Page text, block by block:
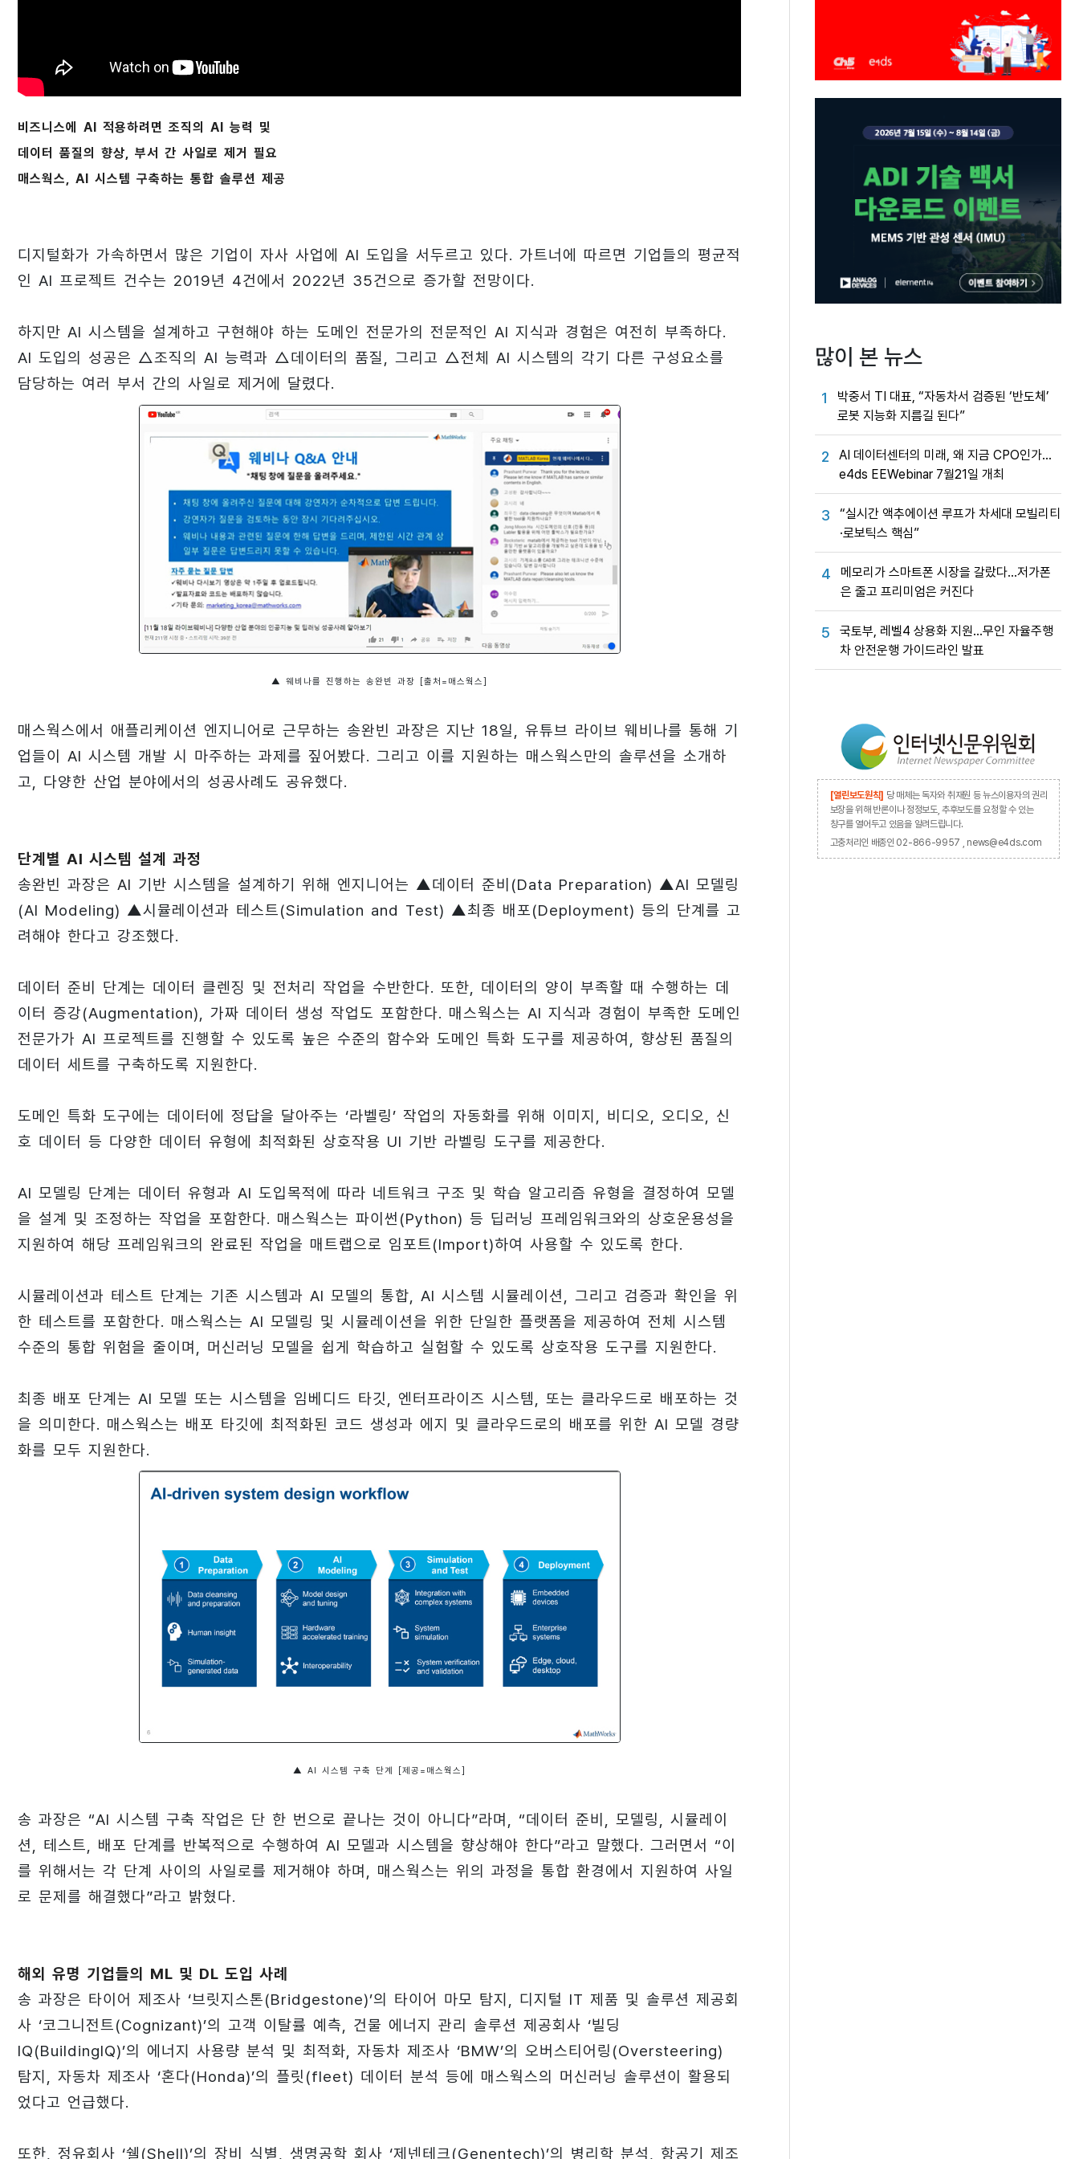
비즈니스에 AI 적용하려면 조직의 AI 능력 및
데이터 품질의 향상, 부서 간 사일로 제거 필요
매스웍스, AI 시스템 구축하는 통합 솔루션 제공
디지털화가 가속하면서 많은 기업이 자사 사업에 AI 도입을 서두르고 있다. 가트너에 따르면 기업들의 평균적
인 AI 프로젝트 건수는 2019년 4건에서 2022년 35건으로 증가할 전망이다.
하지만 AI 시스템을 설계하고 구현해야 하는 도메인 전문가의 전문적인 AI 지식과 경험은 여전히 부족하다.
AI 도입의 성공은 △조직의 AI 능력과 △데이터의 품질, 그리고 △전체 AI 시스템의 각기 다른 구성요소를
담당하는 여러 부서 간의 사일로 제거에 달렸다.
▲ 웨비나를 진행하는 송완빈 과장 [출처=매스웍스]
매스웍스에서 애플리케이션 엔지니어로 근무하는 송완빈 과장은 지난 18일, 유튜브 라이브 웨비나를 통해 기
업들이 AI 시스템 개발 시 마주하는 과제를 짚어봤다. 그리고 이를 지원하는 매스웍스만의 솔루션을 소개하
고, 다양한 산업 분야에서의 성공사례도 공유했다.
단계별 AI 시스템 설계 과정
송완빈 과장은 AI 기반 시스템을 설계하기 위해 엔지니어는 ▲데이터 준비(Data Preparation) ▲AI 모델링
(AI Modeling) ▲시뮬레이션과 테스트(Simulation and Test) ▲최종 배포(Deployment) 등의 단계를 고
려해야 한다고 강조했다.
데이터 준비 단계는 데이터 클렌징 및 전처리 작업을 수반한다. 또한, 데이터의 양이 부족할 때 수행하는 데
이터 증강(Augmentation), 가짜 데이터 생성 작업도 포함한다. 매스웍스는 AI 지식과 경험이 부족한 도메인
전문가가 AI 프로젝트를 진행할 수 있도록 높은 수준의 함수와 도메인 특화 도구를 제공하여, 향상된 품질의
데이터 세트를 구축하도록 지원한다.
도메인 특화 도구에는 데이터에 정답을 달아주는 ‘라벨링’ 작업의 자동화를 위해 이미지, 비디오, 오디오, 신
호 데이터 등 다양한 데이터 유형에 최적화된 상호작용 UI 기반 라벨링 도구를 제공한다.
AI 모델링 단계는 데이터 유형과 AI 도입목적에 따라 네트워크 구조 및 학습 알고리즘 유형을 결정하여 모델
을 설계 및 조정하는 작업을 포함한다. 매스웍스는 파이썬(Python) 등 딥러닝 프레임워크와의 상호운용성을
지원하여 해당 프레임워크의 완료된 작업을 매트랩으로 임포트(Import)하여 사용할 수 있도록 한다.
시뮬레이션과 테스트 단계는 기존 시스템과 AI 모델의 통합, AI 시스템 시뮬레이션, 그리고 검증과 확인을 위
한 테스트를 포함한다. 매스웍스는 AI 모델링 및 시뮬레이션을 위한 단일한 플랫폼을 제공하여 전체 시스템
수준의 통합 위험을 줄이며, 머신러닝 모델을 쉽게 학습하고 실험할 수 있도록 상호작용 도구를 지원한다.
최종 배포 단계는 AI 모델 또는 시스템을 임베디드 타깃, 엔터프라이즈 시스템, 또는 클라우드로 배포하는 것
을 의미한다. 매스웍스는 배포 타깃에 최적화된 코드 생성과 에지 및 클라우드로의 배포를 위한 AI 모델 경량
화를 모두 지원한다.
▲ AI 시스템 구축 단계 [제공=매스웍스]
송 과장은 “AI 시스템 구축 작업은 단 한 번으로 끝나는 것이 아니다”라며, “데이터 준비, 모델링, 시뮬레이
션, 테스트, 배포 단계를 반복적으로 수행하여 AI 모델과 시스템을 향상해야 한다”라고 말했다. 그러면서 “이
를 위해서는 각 단계 사이의 사일로를 제거해야 하며, 매스웍스는 위의 과정을 통합 환경에서 지원하여 사일
로 문제를 해결했다”라고 밝혔다.
해외 유명 기업들의 ML 및 DL 도입 사례
송 과장은 타이어 제조사 ‘브릿지스톤(Bridgestone)’의 타이어 마모 탐지, 디지털 IT 제품 및 솔루션 제공회
사 ‘코그니전트(Cognizant)’의 고객 이탈률 예측, 건물 에너지 관리 솔루션 제공회사 ‘빌딩
IQ(BuildingIQ)’의 에너지 사용량 분석 및 최적화, 자동차 제조사 ‘BMW’의 오버스티어링(Oversteering)
탐지, 자동차 제조사 ‘혼다(Honda)’의 플릿(fleet) 데이터 분석 등에 매스웍스의 머신러닝 솔루션이 활용되
었다고 언급했다.
또한, 정유회사 ‘쉘(Shell)’의 장비 식별, 생명공학 회사 ‘제넨테크(Genentech)’의 병리학 분석, 항공기 제조
많이 본 뉴스
1
박중서 TI 대표, “자동차서 검증된 ‘반도체’
로봇 지능화 지름길 된다”
2
AI 데이터센터의 미래, 왜 지금 CPO인가…
e4ds EEWebinar 7월21일 개최
3
“실시간 액추에이션 루프가 차세대 모빌리티
·로보틱스 핵심”
4
메모리가 스마트폰 시장을 갈랐다…저가폰
은 줄고 프리미엄은 커진다
5
국토부, 레벨4 상용화 지원…무인 자율주행
차 안전운행 가이드라인 발표
[열린보도원칙] 당 매체는 독자와 취재원 등 뉴스이용자의 권리
보장을 위해 반론이나 정정보도, 추후보도를 요청할 수 있는
창구를 열어두고 있음을 알려드립니다.
고충처리인 배종인 02-866-9957 , news@e4ds.com